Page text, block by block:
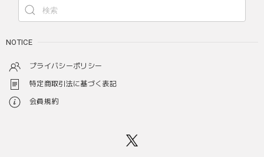
NOTICE
プライバシーポリシー
特定商取引法に基づく表記
会員規約